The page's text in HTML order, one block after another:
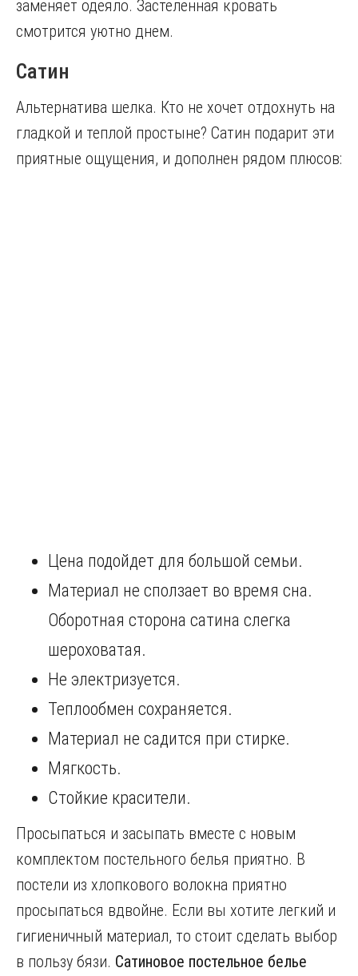
заменяет одеяло. Застеленная кровать
смотрится уютно днем.
Сатин
Альтернатива шелка. Кто не хочет отдохнуть на
гладкой и теплой простыне? Сатин подарит эти
приятные ощущения, и дополнен рядом плюсов:
Цена подойдет для большой семьи.
Материал не сползает во время сна.
Оборотная сторона сатина слегка
шероховатая.
Не электризуется.
Теплообмен сохраняется.
Материал не садится при стирке.
Мягкость.
Стойкие красители.
Просыпаться и засыпать вместе с новым
комплектом постельного белья приятно. В
постели из хлопкового волокна приятно
просыпаться вдвойне. Если вы хотите легкий и
гигиеничный материал, то стоит сделать выбор
в пользу бязи. Сатиновое постельное белье